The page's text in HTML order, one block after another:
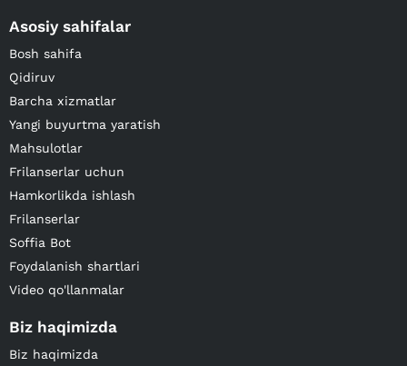
Asosiy sahifalar
Bosh sahifa
Qidiruv
Barcha xizmatlar
Yangi buyurtma yaratish
Mahsulotlar
Frilanserlar uchun
Hamkorlikda ishlash
Frilanserlar
Soffia Bot
Foydalanish shartlari
Video qo'llanmalar
Biz haqimizda
Biz haqimizda